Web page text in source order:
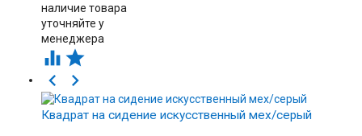
наличие товара
уточняйте у
менеджера
 


Квадрат на сидение искусственный мех/серый